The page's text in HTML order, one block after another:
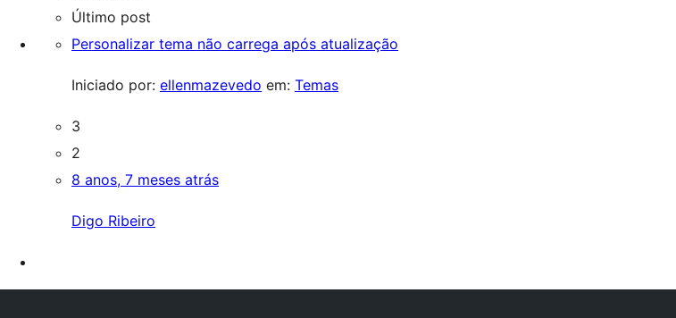
Último post
Personalizar tema não carrega após atualização
Iniciado por: ellenmazevedo em: Temas
3
2
8 anos, 7 meses atrás
Digo Ribeiro